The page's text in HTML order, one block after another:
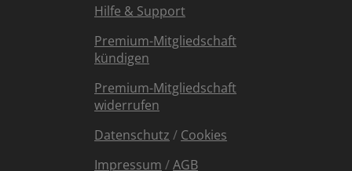
Hilfe & Support
Premium-Mitgliedschaft
kündigen
Premium-Mitgliedschaft
widerrufen
Datenschutz / Cookies
Impressum /AGB